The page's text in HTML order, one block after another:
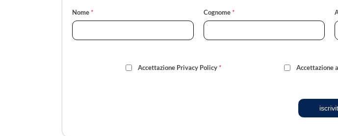
Nome * Cognome *
Accettazione Privacy Policy * Accettazione